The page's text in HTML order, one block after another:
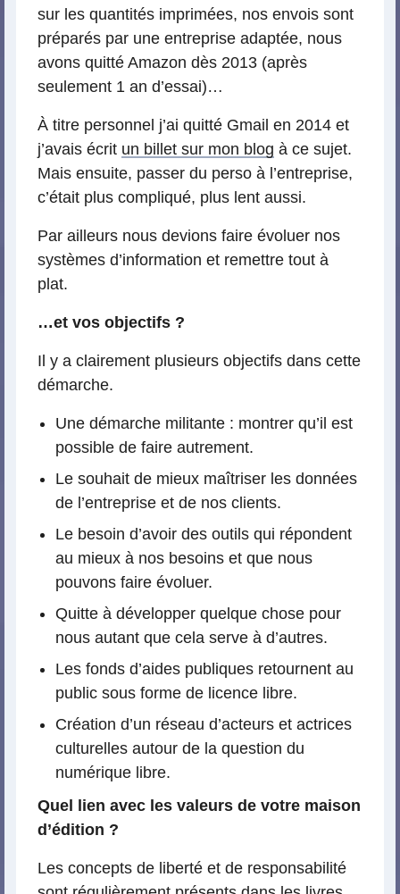
sur les quantités imprimées, nos envois sont
préparés par une entreprise adaptée, nous
avons quitté Amazon dès 2013 (après
seulement 1 an d’essai)…
À titre personnel j’ai quitté Gmail en 2014 et
j’avais écrit un billet sur mon blog à ce sujet.
Mais ensuite, passer du perso à l’entreprise,
c’était plus compliqué, plus lent aussi.
Par ailleurs nous devions faire évoluer nos
systèmes d’information et remettre tout à
plat.
…et vos objectifs ?
Il y a clairement plusieurs objectifs dans cette
démarche.
Une démarche militante : montrer qu’il est
possible de faire autrement.
Le souhait de mieux maîtriser les données
de l’entreprise et de nos clients.
Le besoin d’avoir des outils qui répondent
au mieux à nos besoins et que nous
pouvons faire évoluer.
Quitte à développer quelque chose pour
nous autant que cela serve à d’autres.
Les fonds d’aides publiques retournent au
public sous forme de licence libre.
Création d’un réseau d’acteurs et actrices
culturelles autour de la question du
numérique libre.
Quel lien avec les valeurs de votre maison
d’édition ?
Les concepts de liberté et de responsabilité